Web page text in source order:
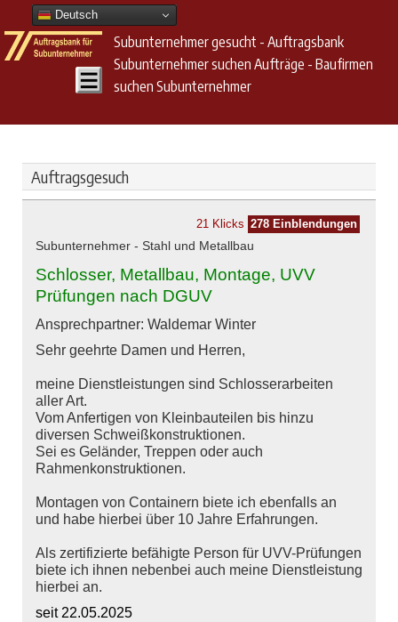
Deutsch
Subunternehmer gesucht - Auftragsbank
Subunternehmer suchen Aufträge - Baufirmen
suchen Subunternehmer
Auftragsgesuch
21 Klicks 278 Einblendungen
Subunternehmer - Stahl und Metallbau
Schlosser, Metallbau, Montage, UVV
Prüfungen nach DGUV
Ansprechpartner: Waldemar Winter
Sehr geehrte Damen und Herren,
meine Dienstleistungen sind Schlosserarbeiten
aller Art.
Vom Anfertigen von Kleinbauteilen bis hinzu
diversen Schweißkonstruktionen.
Sei es Geländer, Treppen oder auch
Rahmenkonstruktionen.
Montagen von Containern biete ich ebenfalls an
und habe hierbei über 10 Jahre Erfahrungen.
Als zertifizierte befähigte Person für UVV-Prüfungen
biete ich ihnen nebenbei auch meine Dienstleistung
hierbei an.
seit 22.05.2025